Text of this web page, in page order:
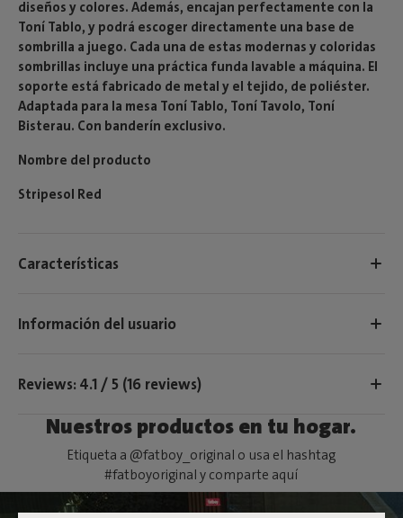
diseños y colores. Además, encajan perfectamente con la
Toní Tablo, y podrá escoger directamente una base de
sombrilla a juego. Cada una de estas modernas y coloridas
sombrillas incluye una práctica funda lavable a máquina. El
soporte está fabricado de metal y el tejido, de poliéster.
Adaptada para la mesa Toní Tablo, Toní Tavolo, Toní
Bisterau. Con banderín exclusivo.
Nombre del producto
Stripesol Red
Características
Información del usuario
Reviews: 4.1 / 5 (16 reviews)
Nuestros productos en tu hogar.
Etiqueta a @fatboy_original o usa el hashtag
#fatboyoriginal y comparte aquí